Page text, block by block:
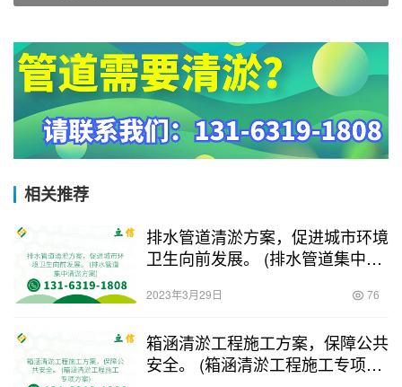
相关推荐
排水管道清淤方案，促进城市环境
卫生向前发展。 (排水管道集中清
2023年3月29日 76
箱涵清淤工程施工方案，保障公共
安全。 (箱涵清淤工程施工专项方